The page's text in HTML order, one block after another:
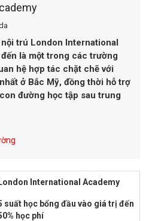
trú London International
là một trong các trường
hệ hợp tác chặt chẽ với
ở Bắc Mỹ, đồng thời hỗ trợ
đường học tập sau trung
International Academy
suất học bổng đầu vào giá trị đến
học phí